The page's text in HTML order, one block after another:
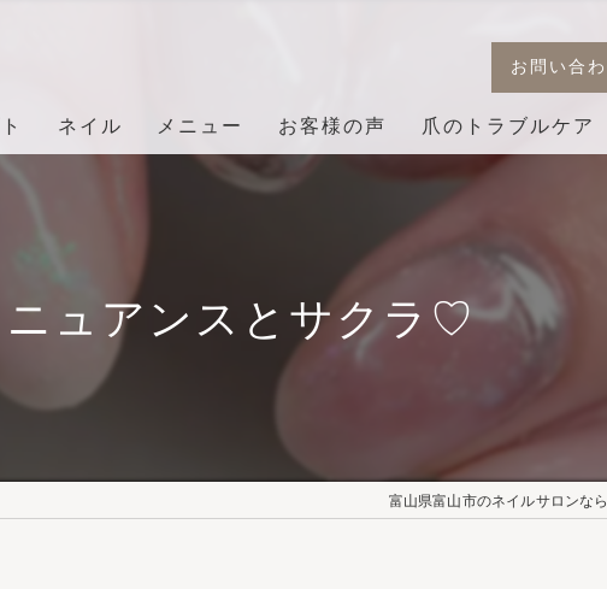
お問い合
ネイル メニュー お客様の声 爪のトラブルケア
ニュアンスとサクラ♡
富山県富山市のネイルサロンな